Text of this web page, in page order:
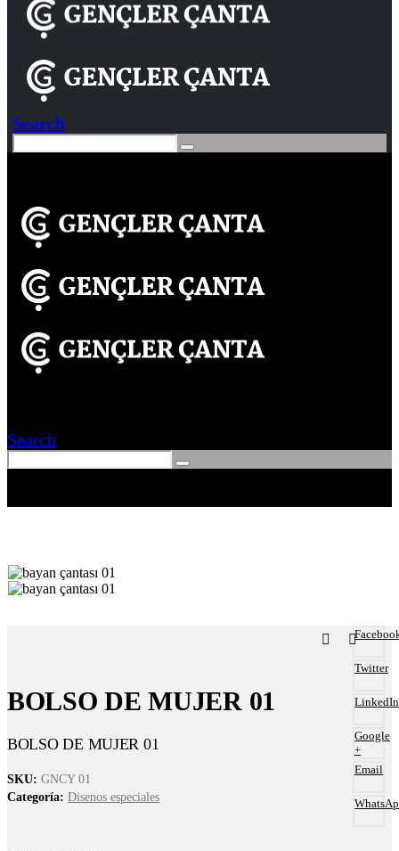
Search
Search
BOLSO DE MUJER 01
BOLSO DE MUJER 01
SKU: GNCY 01
Categoría: Disenos especiales
Twitter
LinkedIn
Google
+
Email